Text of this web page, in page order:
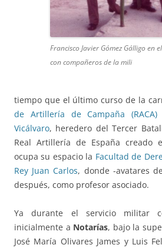
Francisco Javier Gómez Gálligo en
con compañeros de la mili
tiempo que el último curso de la
de Artillería de Campaña
Vicálvaro, heredero del Tercer
Real Artillería de España creado
ocupa su espacio la Facultad de
Rey Juan Carlos, donde -avatares
después, como profesor asociado.
Ya durante el servicio militar
inicialmente a Notarías, bajo la
José María Olivares James y Luis